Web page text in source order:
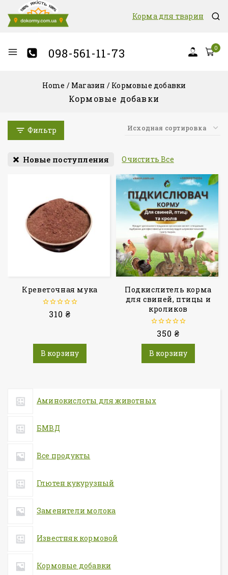
Корма для тварин
098-561-11-73 0
Home / Магазин / Кормовые добавки
Кормовые добавки
Фильтр
Новые поступления Очистить Все
Креветочная мука
310 ₴
В корзину
Подкислитель корма
для свиней, птицы и
кроликов
5
350 ₴
В корзину
Аминокислоты для животных
БМВД
Все продукты
Глютен кукурузный
Заменители молока
Известняк кормовой
Кормовые добавки